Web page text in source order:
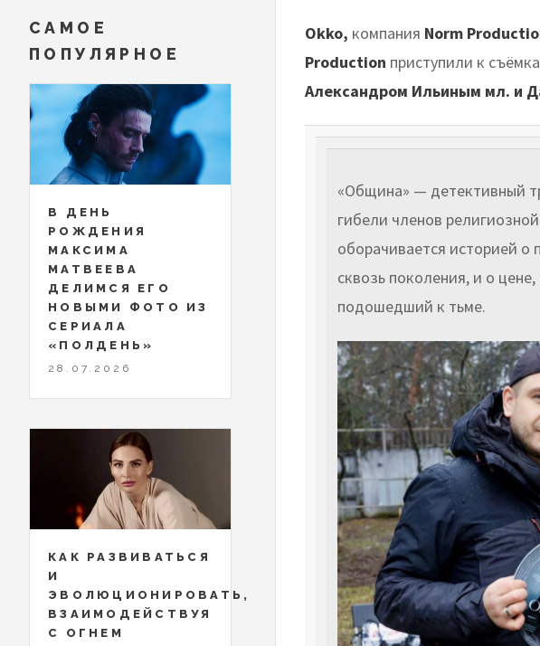
Okko, компания Norm
Production приступили к
Александром Ильиным мл. и
«Община» — детективный
гибели членов
оборачивается историей о
сквозь поколения, и о
подошедший к тьме.
САМОЕ
ПОПУЛЯРНОЕ
В ДЕНЬ
РОЖДЕНИЯ
МАКСИМА
МАТВЕЕВА
ДЕЛИМСЯ ЕГО
НОВЫМИ ФОТО ИЗ
СЕРИАЛА
«ПОЛДЕНЬ»
28.07.2026
КАК РАЗВИВАТЬСЯ
И
ЭВОЛЮЦИОНИРОВАТЬ,
ВЗАИМОДЕЙСТВУЯ
С ОГНЕМ